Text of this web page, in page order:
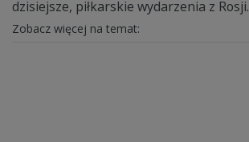
dzisiejsze, piłkarskie wydarzenia z Rosji.
Zobacz więcej na temat: